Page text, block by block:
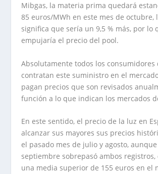
Mibgas, la materia prima quedará
85 euros/MWh en este mes de octubre,
significa que sería un 9,5 % más, por lo
empujaría el precio del pool.
Absolutamente todos los consumidores
contratan este suministro en el
pagan precios que son revisados
función a lo que indican los mercados
En este sentido, el precio de la luz en
alcanzar sus mayores sus precios
el pasado mes de julio y agosto,
septiembre sobrepasó ambos
una media superior de 155 euros en el